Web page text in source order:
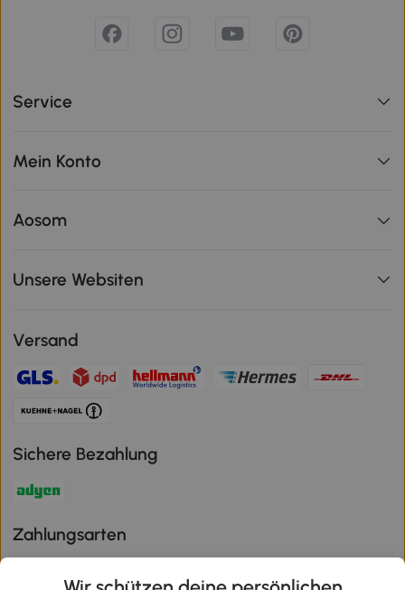
Service
Mein Konto
Aosom
Unsere Websiten
Versand
Sichere Bezahlung
Zahlungsarten